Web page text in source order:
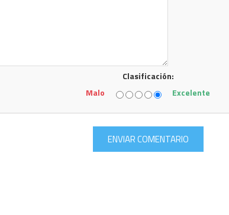
Clasificación:
Malo
Excelente